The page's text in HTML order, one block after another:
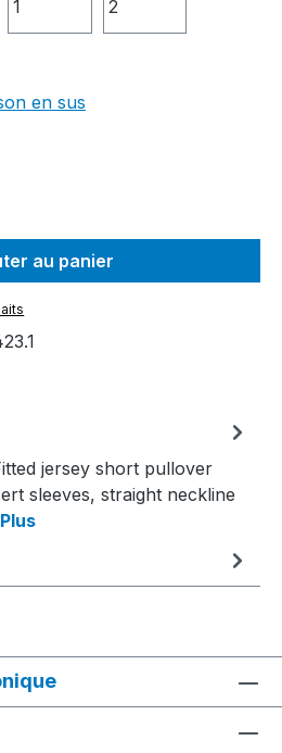
en sus
au panier
jersey short pullover
sleeves, straight neckline
Plus